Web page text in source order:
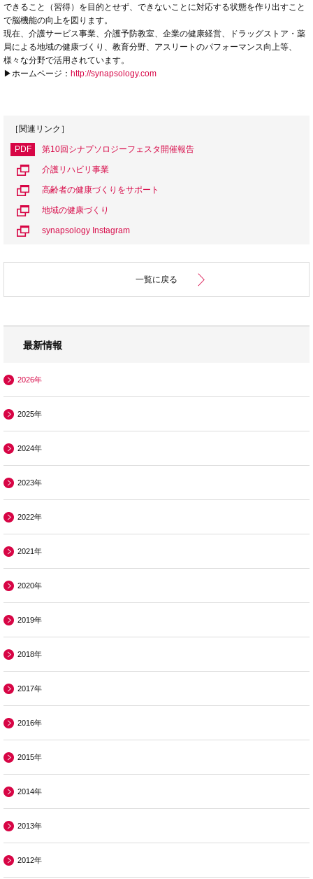
できること（習得）を目的とせず、できないことに対応する状態を作り出すこと
で脳機能の向上を図ります。
現在、介護サービス事業、介護予防教室、企業の健康経営、ドラッグストア・薬
局による地域の健康づくり、教育分野、アスリートのパフォーマンス向上等、
様々な分野で活用されています。
▶ホームページ： http://synapsology.com
［関連リンク］
PDF 第10回シナプソロジーフェスタ開催報告
介護リハビリ事業
高齢者の健康づくりをサポート
地域の健康づくり
synapsology Instagram
一覧に戻る
最新情報
2026年
2025年
2024年
2023年
2022年
2021年
2020年
2019年
2018年
2017年
2016年
2015年
2014年
2013年
2012年